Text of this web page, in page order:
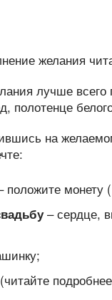
лучше
полотенце
на
положите монету
– сердце,